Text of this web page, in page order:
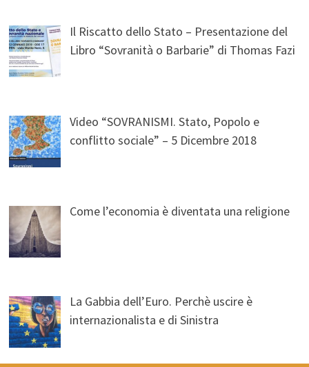
Il Riscatto dello Stato – Presentazione del
Libro “Sovranità o Barbarie” di Thomas Fazi
Video “SOVRANISMI. Stato, Popolo e
conflitto sociale” – 5 Dicembre 2018
Come l’economia è diventata una religione
La Gabbia dell’Euro. Perchè uscire è
internazionalista e di Sinistra